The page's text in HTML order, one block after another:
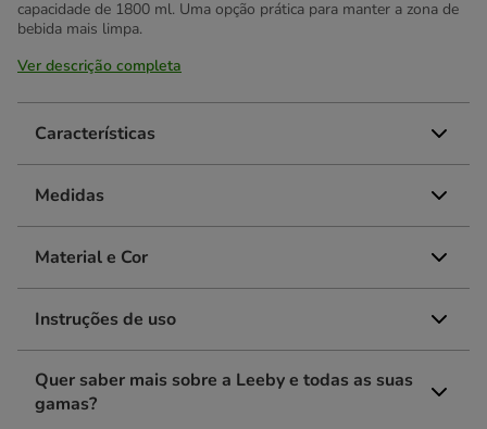
capacidade de 1800 ml. Uma opção prática para manter a zona de
bebida mais limpa.
Ver descrição completa
Características
Medidas
Material e Cor
Instruções de uso
Quer saber mais sobre a Leeby e todas as suas
gamas?